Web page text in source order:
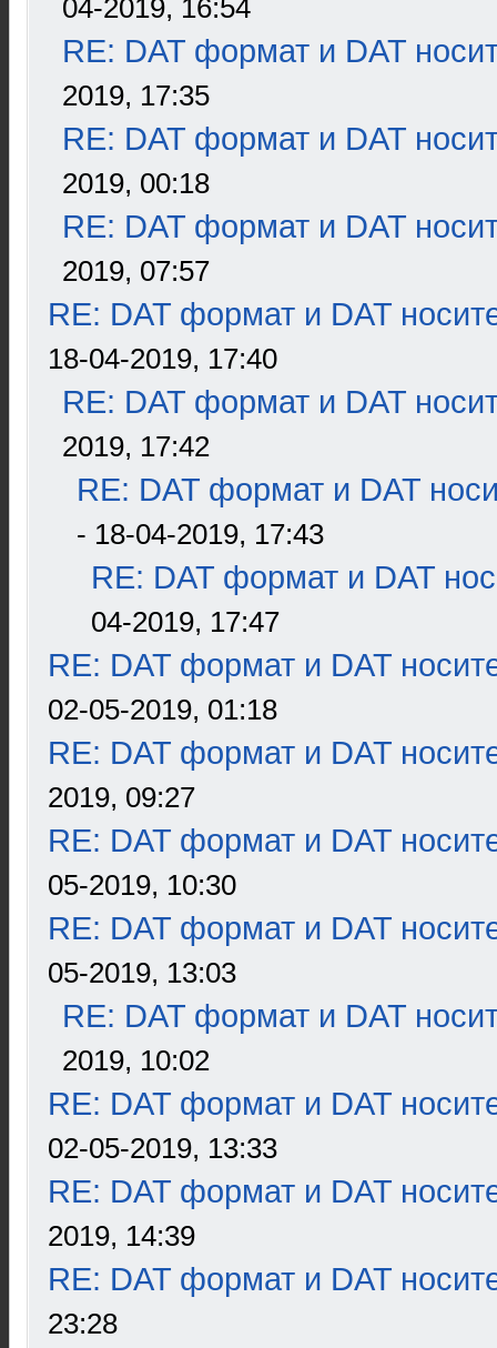
04-2019, 16:54
RE: DAT формат и DAT
2019, 17:35
RE: DAT формат и DAT
2019, 00:18
RE: DAT формат и DAT
2019, 07:57
RE: DAT формат и DAT
18-04-2019, 17:40
RE: DAT формат и DAT
2019, 17:42
RE: DAT формат и DAT
- 18-04-2019, 17:43
RE: DAT формат и DAT
04-2019, 17:47
RE: DAT формат и DAT
02-05-2019, 01:18
RE: DAT формат и DAT
2019, 09:27
RE: DAT формат и DAT
05-2019, 10:30
RE: DAT формат и DAT
05-2019, 13:03
RE: DAT формат и DAT
2019, 10:02
RE: DAT формат и DAT
02-05-2019, 13:33
RE: DAT формат и DAT
2019, 14:39
RE: DAT формат и DAT
23:28